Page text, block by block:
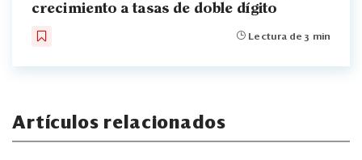
crecimiento a tasas de doble dígito
Lectura de 3 min
Artículos relacionados